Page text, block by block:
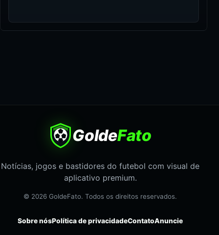
GoldeFato
Notícias, jogos e bastidores do futebol com visual de
aplicativo premium.
© 2026 GoldeFato. Todos os direitos reservados.
Sobre nósPolítica de privacidadeContatoAnuncie